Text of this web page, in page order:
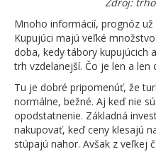
Mnoho informácií, prognóz
Kupujúci majú veľké
doba, kedy tábory kupujúcich
trh vzdelanejší. Čo je len a len
Tu je dobré pripomenúť, že
normálne, bežné. Aj keď nie
opodstatnenie. Základná
nakupovať, keď ceny klesajú
stúpajú nahor. Avšak z veľkej